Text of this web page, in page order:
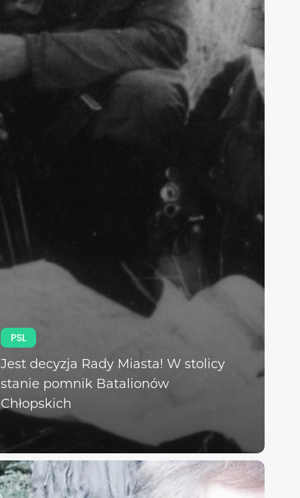
PSL
Jest decyzja Rady Miasta! W stolicy
stanie pomnik Batalionów
Chłopskich